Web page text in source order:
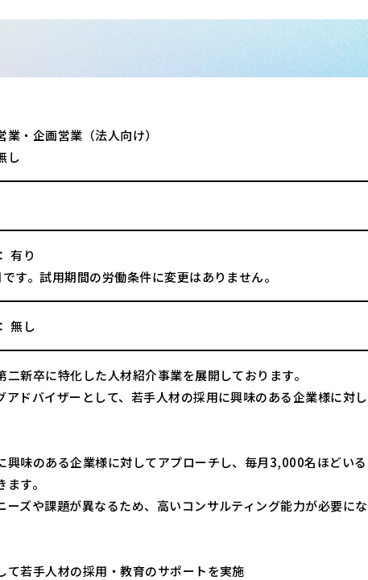
業・企画営業（法人向け）
し
有り
す。試用期間の労働条件に変更はありません。
無し
二新卒に特化した人材紹介事業を展開しております。
アドバイザーとして、若手人材の採用に興味のある企業様に対
興味のある企業様に対してアプローチし、毎月3,000名ほどい
す。
ーズや課題が異なるため、高いコンサルティング能力が必要にな
若手人材の採用・教育のサポートを実施